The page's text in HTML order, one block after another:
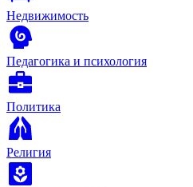
Недвижимость
Педагогика и психология
Политика
Религия